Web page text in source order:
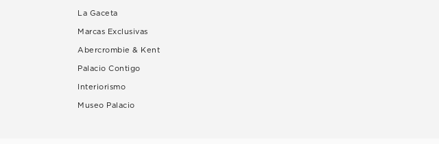
La Gaceta
Marcas Exclusivas
Abercrombie & Kent
Palacio Contigo
Interiorismo
Museo Palacio